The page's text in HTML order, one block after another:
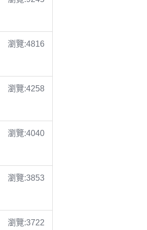
瀏覽:4816
瀏覽:4258
瀏覽:4040
瀏覽:3853
瀏覽:3722